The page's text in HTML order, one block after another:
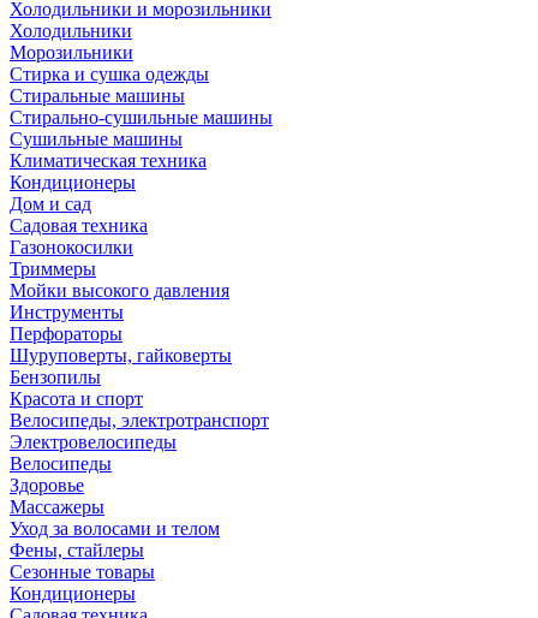
Холодильники и морозильники
Холодильники
Морозильники
Стирка и сушка одежды
Стиральные машины
Стирально-сушильные машины
Сушильные машины
Климатическая техника
Кондиционеры
Дом и сад
Садовая техника
Газонокосилки
Триммеры
Мойки высокого давления
Инструменты
Перфораторы
Шуруповерты, гайковерты
Бензопилы
Красота и спорт
Велосипеды, электротранспорт
Электровелосипеды
Велосипеды
Здоровье
Массажеры
Уход за волосами и телом
Фены, стайлеры
Сезонные товары
Кондиционеры